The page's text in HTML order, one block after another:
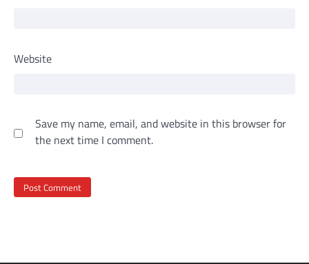
Website
Save my name, email, and website in this browser for
the next time I comment.